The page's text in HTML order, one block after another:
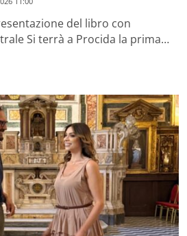
del libro con
Si terrà a Procida la prima…